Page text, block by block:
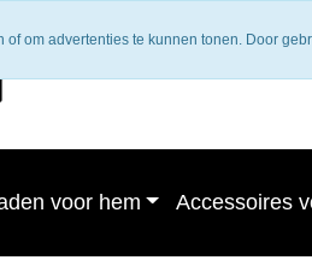
voor hem Accessoires
om advertenties te kunnen tonen. Door